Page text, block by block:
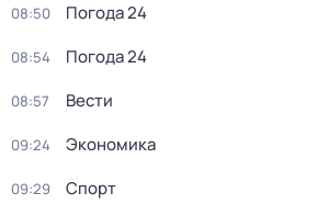
08:50 Погода 24
08:54 Погода 24
08:57 Вести
09:24 Экономика
09:29 Спорт